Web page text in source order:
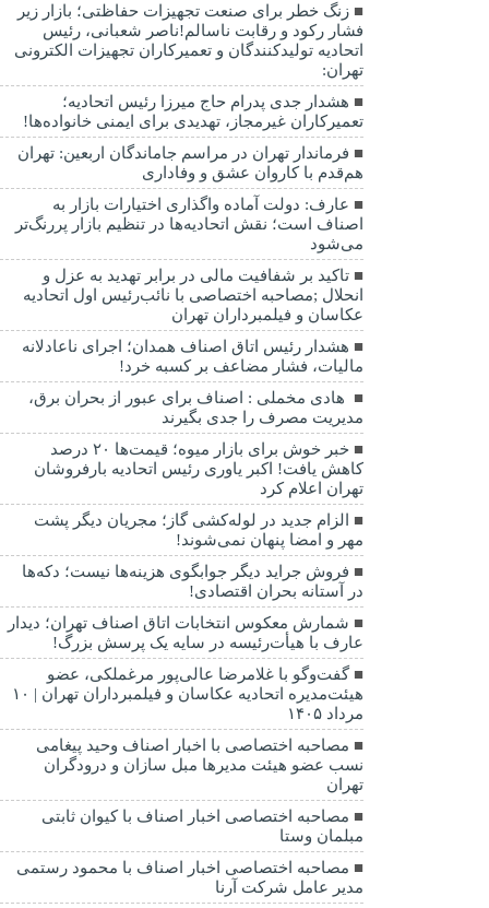
زنگ خطر برای صنعت تجهیزات حفاظتی؛ بازار زیر
فشار رکود و رقابت ناسالم!ناصر شعبانی، رئیس
اتحادیه تولیدکنندگان و تعمیرکاران تجهیزات الکترونی
تهران:
هشدار جدی پدرام حاج میرزا رئیس اتحادیه؛
تعمیرکاران غیرمجاز، تهدیدی برای ایمنی خانواده‌ها!
فرماندار تهران در مراسم جاماندگان اربعین: تهران
هم‌قدم با کاروان عشق و وفاداری
عارف: دولت آماده واگذاری اختیارات بازار به
اصناف است؛ نقش اتحادیه‌ها در تنظیم بازار پررنگ‌تر
می‌شود
تاکید بر شفافیت مالی در برابر تهدید به عزل و
انحلال ;مصاحبه اختصاصی با نائب‌رئیس اول اتحادیه
عکاسان و فیلمبرداران تهران
هشدار رئیس اتاق اصناف همدان؛ اجرای ناعادلانه
مالیات، فشار مضاعف بر کسبه خرد!
هادی مخملی : اصناف برای عبور از بحران برق،
مدیریت مصرف را جدی بگیرند
خبر خوش برای بازار میوه؛ قیمت‌ها ۲۰ درصد
کاهش یافت! اکبر یاوری رئیس اتحادیه بارفروشان
تهران اعلام کرد
الزام جدید در لوله‌کشی گاز؛ مجریان دیگر پشت
مهر و امضا پنهان نمی‌شوند!
فروش جراید دیگر جوابگوی هزینه‌ها نیست؛ دکه‌ها
در آستانه بحران اقتصادی!
شمارش معکوس انتخابات اتاق اصناف تهران؛ دیدار
عارف با هیأت‌رئیسه در سایه یک پرسش بزرگ!
گفت‌وگو با غلامرضا عالی‌پور مرغملکی، عضو
هیئت‌مدیره اتحادیه عکاسان و فیلمبرداران تهران | ۱۰
مرداد ۱۴۰۵
مصاحبه اختصاصی با اخبار اصناف وحید پیغامی
نسب عضو هیئت مدیرها مبل سازان و درودگران
تهران
مصاحبه اختصاصی اخبار اصناف با کیوان ثابتی
مبلمان وستا
مصاحبه اختصاصی اخبار اصناف با محمود رستمی
مدیر عامل شرکت آرنا